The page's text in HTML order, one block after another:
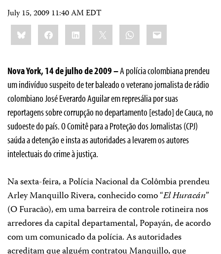
July 15, 2009 11:40 AM EDT
Share
this:BlueskyFacebookLinkedIn WhatsApp
Email
Nova York, 14 de julho de 2009 –A polícia colombiana prendeu
um indivíduo suspeito de ter baleado o veterano jornalista de rádio
colombiano José Everardo Aguilar em represália por suas
reportagens sobre corrupção no departamento [estado] de Cauca, no
sudoeste do país.O Comitê para a Proteção dos Jornalistas (CPJ)
saúda a detenção e insta as autoridades a levarem os autores
intelectuais do crime à justiça.
Na sexta-feira, a Polícia Nacional da Colômbia prendeu
Arley Manquillo Rivera, conhecido como “El Huracán”
(O Furacão), em uma barreira de controle rotineira nos
arredores da capital departamental, Popayán, de acordo
com um comunicado da polícia.As autoridades